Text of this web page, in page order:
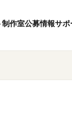
制作室公募情報サポ